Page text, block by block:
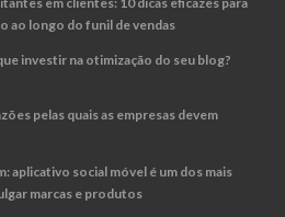
ao longo do funil de vendas
investir na otimização do seu blog?
pelas quais as empresas devem
aplicativo social móvel é um dos mais
marcas e produtos